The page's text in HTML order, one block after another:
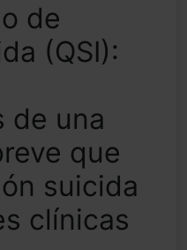
de
(QSI):
de una
que
suicida
clínicas